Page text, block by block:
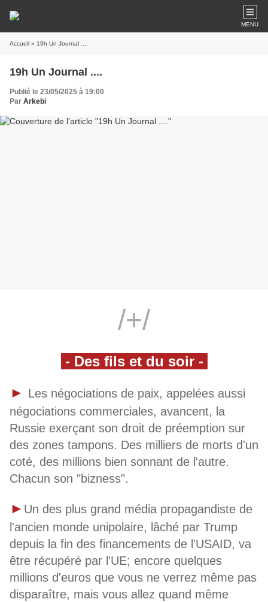
MENU
Accueil » 19h Un Journal ....
19h Un Journal ....
Publié le 23/05/2025 à 19:00
Par Arkebi
/+/
- Des fils et du soir -
► Les négociations de paix, appelées aussi
négociations commerciales, avancent, la
Russie exerçant son droit de préemption sur
des zones tampons. Des milliers de morts d'un
coté, des millions bien sonnant de l'autre.
Chacun son "bizness".
► Un des plus grand média propagandiste de
l'ancien monde unipolaire, lâché par Trump
depuis la fin des financements de l'USAID, va
être récupéré par l'UE; encore quelques
millions d'euros que vous ne verrez même pas
disparaître, mais vous allez quand même